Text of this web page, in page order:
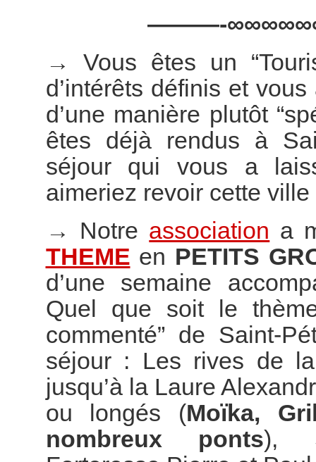
———-
→Vous êtes un
d’intérêts définis et
d’une manière plutôt
êtes déjà rendus à
séjour qui vous a
aimeriez revoir cette
→ Notre association a
THEME en PETITS
d’une semaine
Quel que soit le
commenté” de Saint-
séjour : Les rives de
jusqu’à la Laure
ou longés (Moïka,
nombreux ponts),